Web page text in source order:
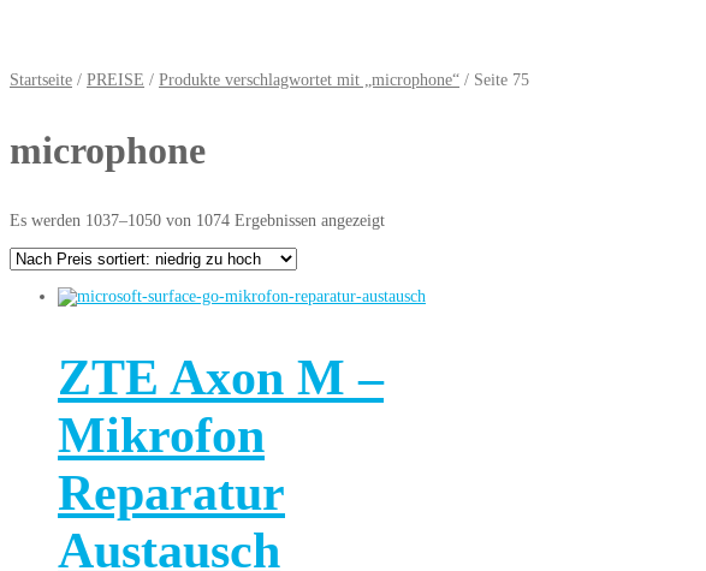
Startseite / PREISE / Produkte verschlagwortet mit „microphone“ / Seite 75
microphone
Es werden 1037–1050 von 1074 Ergebnissen angezeigt
ZTE Axon M –
Mikrofon
Reparatur
Austausch